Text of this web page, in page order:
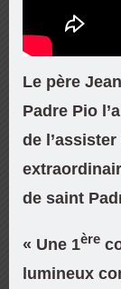
Le père
Padre Pio
de
de saint
« Une 1ère
lumineux